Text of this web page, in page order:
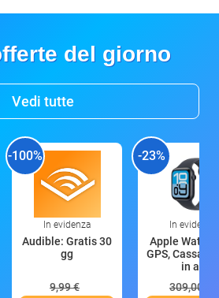
del giorno
Vedi tutte
-100%
In evidenza
Audible: Gratis 30
gg
9,99 €
-23%
In evidenza
Apple Watch
GPS, Cassa
in all
309,00 €